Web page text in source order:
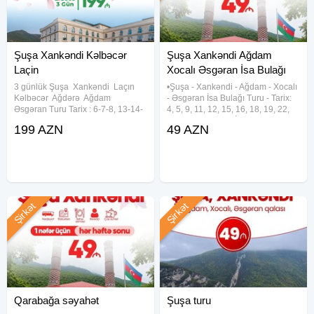
Şuşa Xankəndi Kəlbəcər
Laçin
3 günlük Şuşa ︎ Xankəndi ︎ Laçın ︎
Kəlbəcər ︎ Ağdərə ︎ Ağdam ︎
Əsgəran Turu Tarix : 6-7-8, 13-14-
Qiymət: 199 azn Qiymətə daxildir:
199 AZN
Şuşa Xankəndi Ağdam
Xocalı Əsgəran İsa Bulağı
Turu
•Şuşa - Xankəndi - Ağdam - Xocalı
- Əsgəran İsa Bulağı Turu - Tarix:
4, 5, 9, 11, 12, 15, 16, 18, 19, 22,
•Ekonom paket: 49 Azn •Standart
49 AZN
Qarabağa səyahət
Şirkət
Şuşa turu
Şirkət